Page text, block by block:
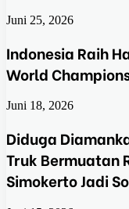
Juni 25, 2026
Indonesia Raih
World
Juni 18, 2026
Diduga
Truk Bermuatan
Simokerto Jadi